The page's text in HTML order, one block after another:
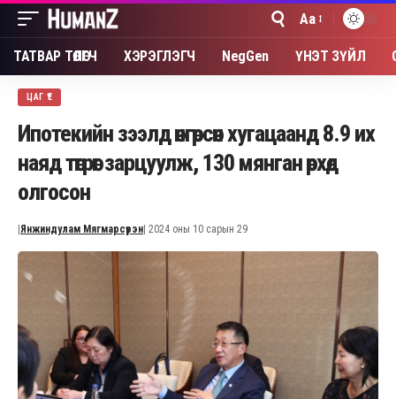
Font
Resizer
Aa
ТАТВАР ТӨЛӨГЧ ХЭРЭГЛЭГЧ NegGen ҮНЭТ ЗҮЙЛ
ЦАГ ҮЕ
Ипотекийн зээлд өнгөрсөн хугацаанд 8.9 их
наяд төгрөг зарцуулж, 130 мянган өрхөд
олгосон
Янжиндулам Мягмарсүрэн | 2024 оны 10 сарын 29